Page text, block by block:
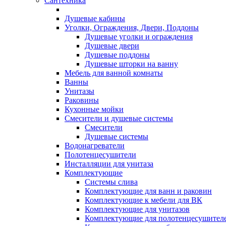
Душевые кабины
Уголки, Ограждения, Двери, Поддоны
Душевые уголки и ограждения
Душевые двери
Душевые поддоны
Душевые шторки на ванну
Мебель для ванной комнаты
Ванны
Унитазы
Раковины
Кухонные мойки
Смесители и душевые системы
Смесители
Душевые системы
Водонагреватели
Полотенцесушители
Инсталляции для унитаза
Комплектующие
Системы слива
Комплектующие для ванн и раковин
Комплектующие к мебели для ВК
Комплектующие для унитазов
Комплектующие для